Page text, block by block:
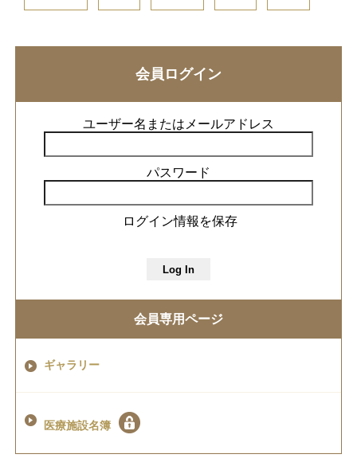
会員ログイン
ユーザー名またはメールアドレス
パスワード
ログイン情報を保存
会員専用ページ
ギャラリー
医療施設名簿